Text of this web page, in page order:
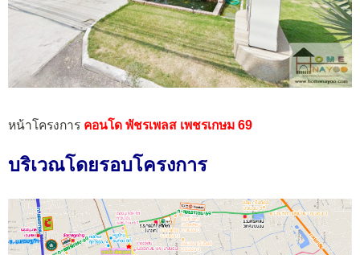
หน้าโครงการ คอนโด พัชรเพลส เพชรเกษม 69
บริเวณโดยรอบโครงการ